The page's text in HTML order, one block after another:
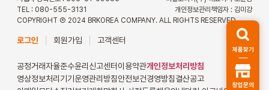
TEL : 080-555-3131
개인정보관리책임자 : 김미강
COPYRIGHT Ⓒ 2024 BRKOREA COMPANY. ALL RIGHTS RESERVED.
로그인 회원가입 고객센터
공정거래자율준수윤리신고센터 이용약관개인정보처리방침
영상정보처리기기운영관리방침안전보건경영방침결산공고
파스쿠찌
제품찾기
창업문의